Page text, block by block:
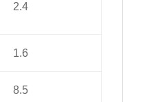
2.4
1.6
8.5